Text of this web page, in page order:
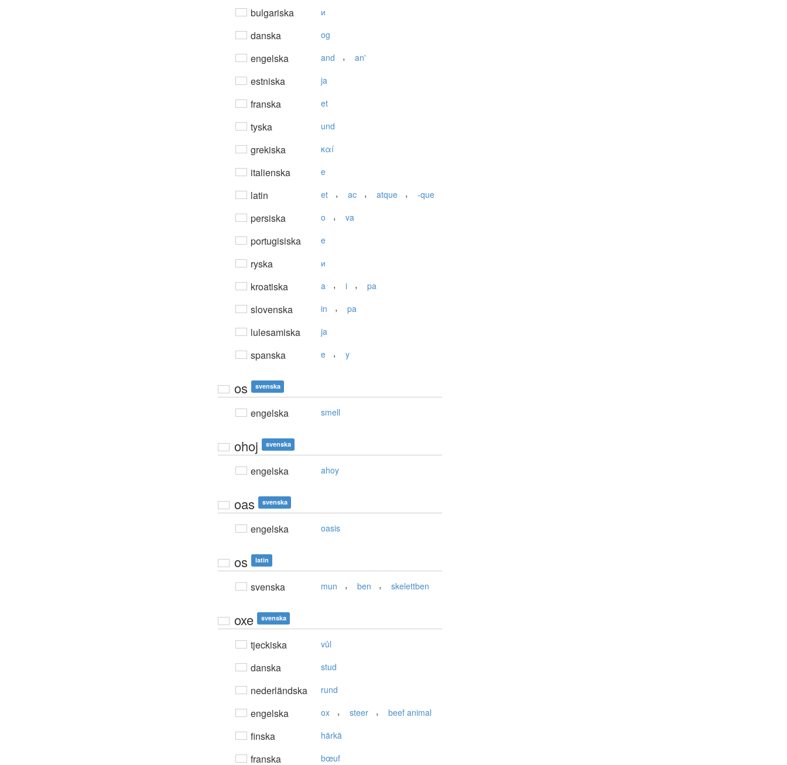
bulgariska и
danska og
engelska and , an'
estniska ja
franska et
tyska und
grekiska καí
italienska e
latin et , ac , atque , -que
persiska o , va
portugisiska e
ryska и
kroatiska a , i , pa
slovenska in , pa
lulesamiska ja
spanska e , y
os svenska
engelska smell
ohoj svenska
engelska ahoy
oas svenska
engelska oasis
os latin
svenska mun , ben , skelettben
oxe svenska
tjeckiska vůl
danska stud
nederländska rund
engelska ox , steer , beef animal
finska härkä
franska bœuf